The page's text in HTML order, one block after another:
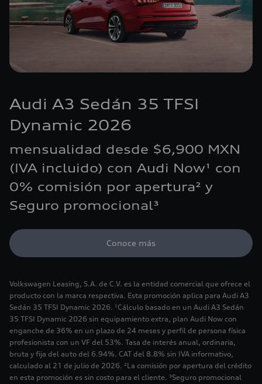
Audi A3 Sedán 35 TFSI
Dynamic 2026
mensualidad desde $6,900 MXN
(IVA incluido) con Audi Now¹ con
0% comisión por apertura² y
Seguro promocional³
Conoce más
Volkswagen Leasing, S.A. de C.V. es la entidad comercial que ofrece el
producto con la marca respectiva. Esta promoción aplica para Audi A3
Sedán 35 TFSI Dynamic 2026. ¹Cálculo basado en un Audi A3 Sedán
35 TFSI Dynamic 2026 sin equipamiento extra, plan Audi Now con
enganche de 36% en un plazo de 24 meses y perfil de persona física
profesionista con un VF del 53%. Tasa de interés anual, ordinaria,
bruta y fija del auto del 6.94%. CAT del 8.8% sin IVA informativo,
calculado al 21 de julio de 2026. ²La comisión por apertura del crédito
en esta promoción es sin costo para el cliente. ³Seguro promocional